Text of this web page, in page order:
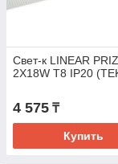
Свет-к LINEAR
2X18W T8 IP20
4 575 ₸
Купить